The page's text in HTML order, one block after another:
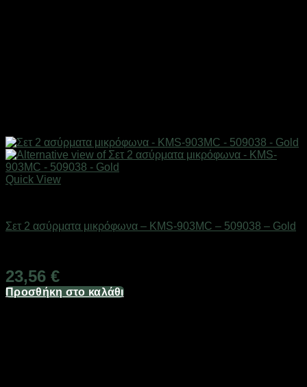
Quick View
Σετ 2 ασύρματα μικρόφωνα – KMS-903MC – 509038 – Gold
23,56 €
Προσθήκη στο καλάθι